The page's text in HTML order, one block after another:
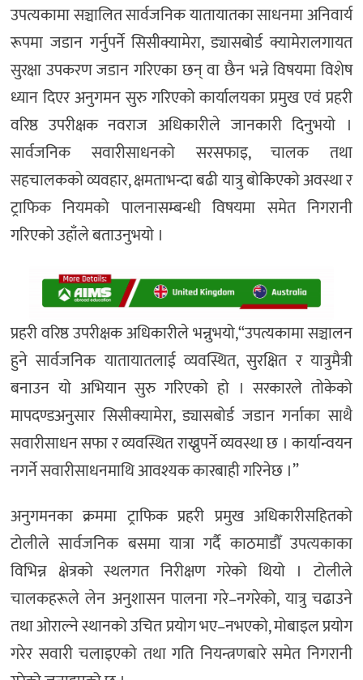
उपत्यकामा सञ्चालित सार्वजनिक यातायातका साधनमा अनिवार्य
रूपमा जडान गर्नुपर्ने सिसीक्यामेरा, ड्यासबोर्ड क्यामेरालगायत
सुरक्षा उपकरण जडान गरिएका छन् वा छैन भन्ने विषयमा विशेष
ध्यान दिएर अनुगमन सुरु गरिएको कार्यालयका प्रमुख एवं प्रहरी
वरिष्ठ उपरीक्षक नवराज अधिकारीले जानकारी दिनुभयो ।
सार्वजनिक सवारीसाधनको सरसफाइ, चालक तथा
सहचालकको व्यवहार, क्षमताभन्दा बढी यात्रु बोकिएको अवस्था र
ट्राफिक नियमको पालनासम्बन्धी विषयमा समेत निगरानी
गरिएको उहाँले बताउनुभयो ।
प्रहरी वरिष्ठ उपरीक्षक अधिकारीले भन्नुभयो,“उपत्यकामा सञ्चालन
हुने सार्वजनिक यातायातलाई व्यवस्थित, सुरक्षित र यात्रुमैत्री
बनाउन यो अभियान सुरु गरिएको हो । सरकारले तोकेको
मापदण्डअनुसार सिसीक्यामेरा, ड्यासबोर्ड जडान गर्नाका साथै
सवारीसाधन सफा र व्यवस्थित राख्नुपर्ने व्यवस्था छ । कार्यान्वयन
नगर्ने सवारीसाधनमाथि आवश्यक कारबाही गरिनेछ ।”
अनुगमनका क्रममा ट्राफिक प्रहरी प्रमुख अधिकारीसहितको
टोलीले सार्वजनिक बसमा यात्रा गर्दै काठमाडौँ उपत्यकाका
विभिन्न क्षेत्रको स्थलगत निरीक्षण गरेको थियो । टोलीले
चालकहरूले लेन अनुशासन पालना गरे–नगरेको, यात्रु चढाउने
तथा ओराल्ने स्थानको उचित प्रयोग भए–नभएको, मोबाइल प्रयोग
गरेर सवारी चलाइएको तथा गति नियन्त्रणबारे समेत निगरानी